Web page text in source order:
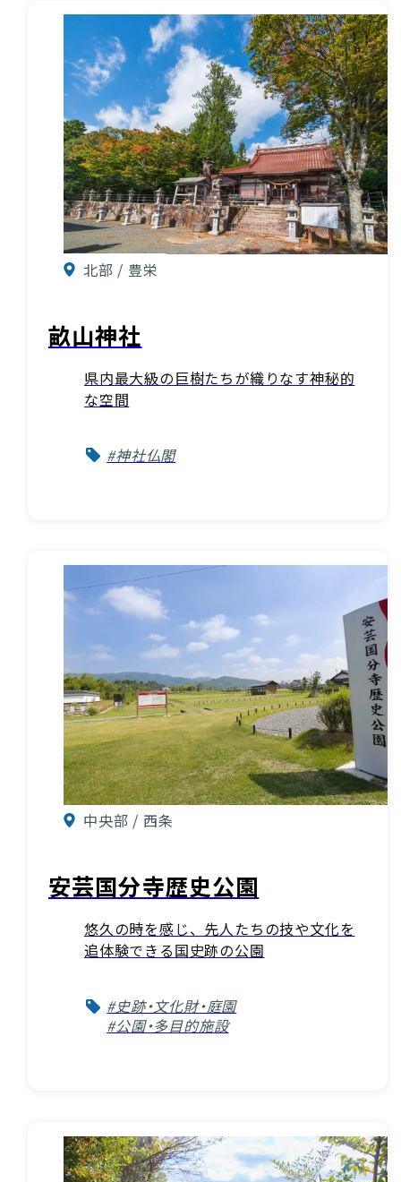
北部 / 豊栄
畝山神社
県内最大級の巨樹たちが織りなす神秘的
な空間
#神社仏閣
中央部 / 西条
安芸国分寺歴史公園
悠久の時を感じ、先人たちの技や文化を
追体験できる国史跡の公園
#史跡・文化財・庭園
#公園・多目的施設
お役立ち情報
INFORMATION
お知らせ
酒蔵営業時間
交通アクセス
観光マップダウンロード
イベント情報掲載申込フォーム
VISIT Higashihiroshima
(English site)
プライバシーポリシー
アクセシビリティ